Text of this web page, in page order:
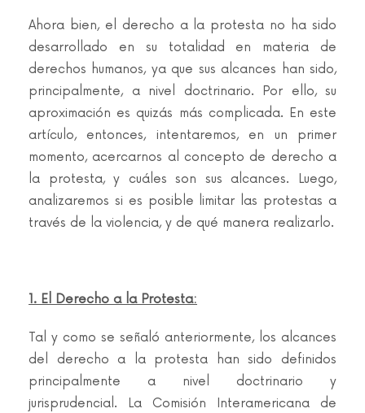
Ahora bien, el derecho a la protesta no ha sido
desarrollado en su totalidad en materia de
derechos humanos, ya que sus alcances han sido,
principalmente, a nivel doctrinario. Por ello, su
aproximación es quizás más complicada. En este
artículo, entonces, intentaremos, en un primer
momento, acercarnos al concepto de derecho a
la protesta, y cuáles son sus alcances. Luego,
analizaremos si es posible limitar las protestas a
través de la violencia, y de qué manera realizarlo.
1. El Derecho a la Protesta:
Tal y como se señaló anteriormente, los alcances
del derecho a la protesta han sido definidos
principalmente a nivel doctrinario y
jurisprudencial. La Comisión Interamericana de